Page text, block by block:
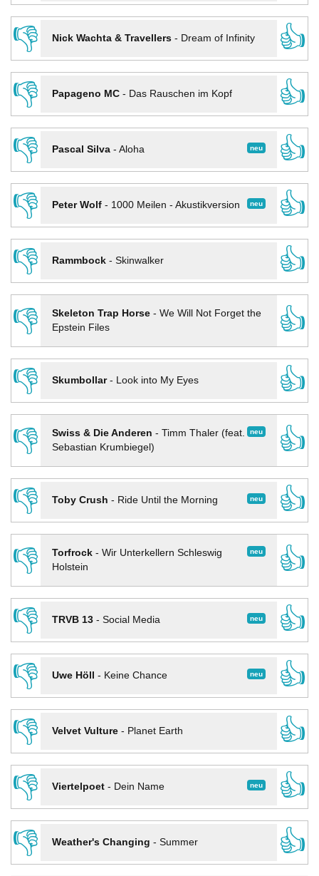
👎
Nick Wachta & Travellers- Dream of Infinity
👍
👎
Papageno MC- Das Rauschen im Kopf
👍
👎
neu
Pascal Silva- Aloha
👍
👎
neu
Peter Wolf- 1000 Meilen - Akustikversion
👍
👎
Rammbock- Skinwalker
👍
👎
Skeleton Trap Horse- We Will Not Forget the
Epstein Files
👍
👎
Skumbollar- Look into My Eyes
👍
👎
neu
Swiss & Die Anderen - Timm Thaler (feat.
Sebastian Krumbiegel)
👍
👎
neu
Toby Crush - Ride Until the Morning
👍
👎
neu
Torfrock- Wir Unterkellern Schleswig
Holstein
👍
👎
neu
TRVB 13- Social Media
👍
👎
neu
Uwe Höll - Keine Chance
👍
👎
Velvet Vulture- Planet Earth
👍
👎
neu
Viertelpoet- Dein Name
👍
👎
Weather's Changing - Summer
👍